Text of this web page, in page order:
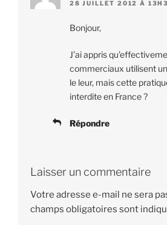
28 JUILLET 2012 À
Bonjour,
J’ai appris
commerciaux utilisent
le leur, mais cette
interdite en France ?
Répondre
Laisser un commentaire
Votre adresse e-mail ne sera
champs obligatoires sont